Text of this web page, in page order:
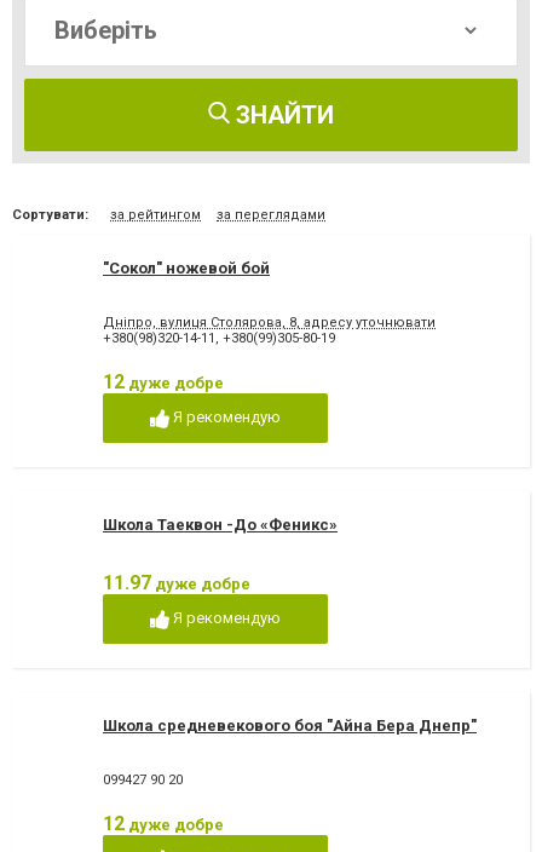
ЗНАЙТИ
Сортувати: за рейтингом за переглядами
"Сокол" ножевой бой
Дніпро, вулиця Столярова, 8, адресу уточнювати
+380(98)320-14-11 , +380(99)305-80-19
12 дуже добре
Я рекомендую
Школа Таеквон -До «Феникс»
11.97 дуже добре
Я рекомендую
Школа средневекового боя "Айна Бера Днепр"
099427 90 20
12 дуже добре